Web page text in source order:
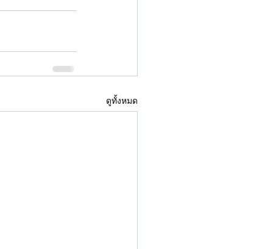
ดูทั้งหมด